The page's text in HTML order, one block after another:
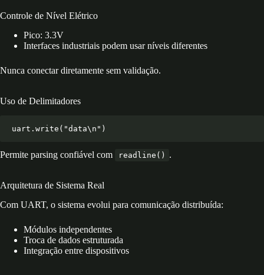
Controle de Nível Elétrico
Pico: 3.3V
Interfaces industriais podem usar níveis diferentes
Nunca conectar diretamente sem validação.
Uso de Delimitadores
Permite parsing confiável com readline() .
Arquitetura de Sistema Real
Com UART, o sistema evolui para comunicação distribuída:
Módulos independentes
Troca de dados estruturada
Integração entre dispositivos